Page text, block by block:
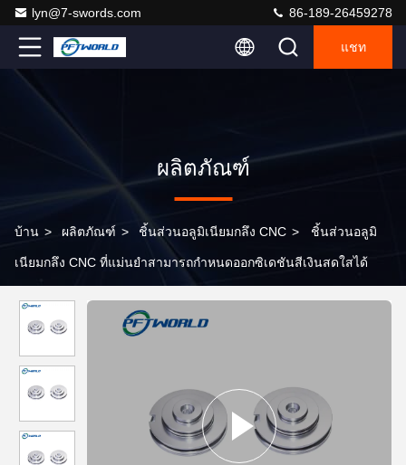
lyn@7-swords.com 86-189-26459278
แชท
ผลิตภัณฑ์
บ้าน > ผลิตภัณฑ์ > ชิ้นส่วนอลูมิเนียมกลึง CNC > ชิ้นส่วนอลูมิ
เนียมกลึง CNC ที่แม่นยำสามารถกำหนดออกซิเดชันสีเงินสดใสได้